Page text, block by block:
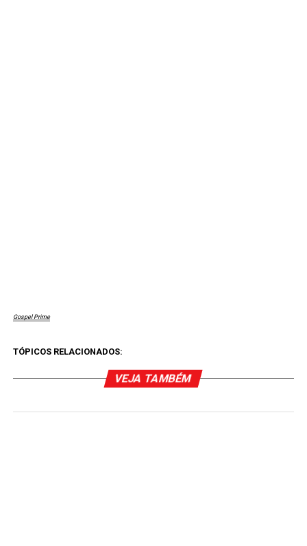
Gospel Prime
TÓPICOS RELACIONADOS:
VEJA TAMBÉM